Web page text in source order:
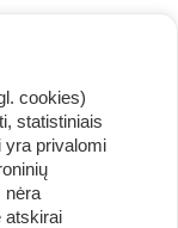
cookies)
statistiniais
yra privalomi
nėra
atskirai